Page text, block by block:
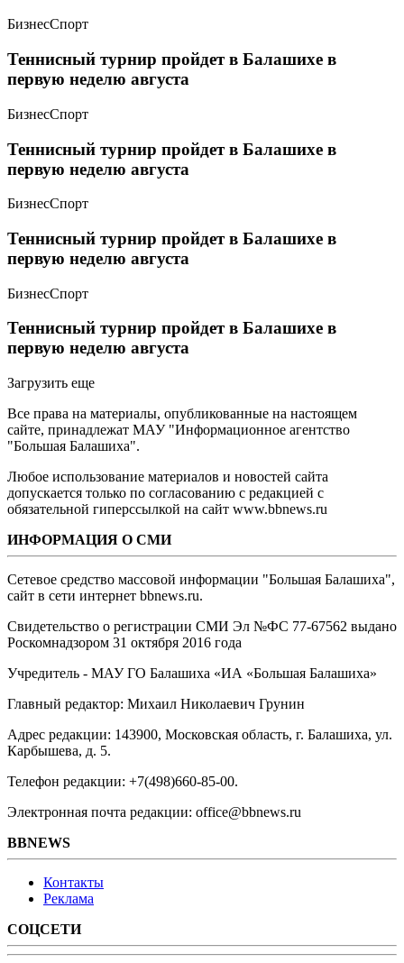
БизнесСпорт
Теннисный турнир пройдет в Балашихе в
первую неделю августа
БизнесСпорт
Теннисный турнир пройдет в Балашихе в
первую неделю августа
БизнесСпорт
Теннисный турнир пройдет в Балашихе в
первую неделю августа
БизнесСпорт
Теннисный турнир пройдет в Балашихе в
первую неделю августа
Загрузить еще
Все права на материалы, опубликованные на настоящем
сайте, принадлежат МАУ "Информационное агентство
"Большая Балашиха".
Любое использование материалов и новостей сайта
допускается только по согласованию с редакцией с
обязательной гиперссылкой на сайт www.bbnews.ru
ИНФОРМАЦИЯ О СМИ
Сетевое средство массовой информации "Большая Балашиха",
сайт в сети интернет bbnews.ru.
Свидетельство о регистрации СМИ Эл №ФС ‎77-67562 выдано
Роскомнадзором 31 октября 2016 года
Учредитель - МАУ ГО Балашиха «ИА «Большая Балашиха»
Главный редактор: Михаил Николаевич Грунин
Адрес редакции: 143900, Московская область, г. Балашиха, ул.
Карбышева, д. 5.
Телефон редакции: +7(498)660-85-00.
Электронная почта редакции: office@bbnews.ru
BBNEWS
Контакты
Реклама
СОЦСЕТИ